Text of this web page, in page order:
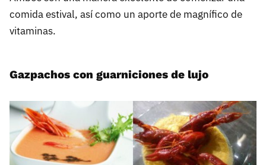
comida estival, así como un aporte de magnífico de
vitaminas.
Gazpachos con guarniciones de lujo